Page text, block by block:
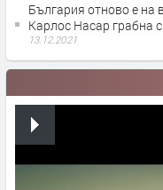
България отново е на
Карлос Насар грабна
13.12.2021